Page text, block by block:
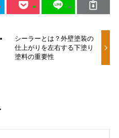
シーラーとは？外壁塗装の
仕上がりを左右する下塗り
塗料の重要性